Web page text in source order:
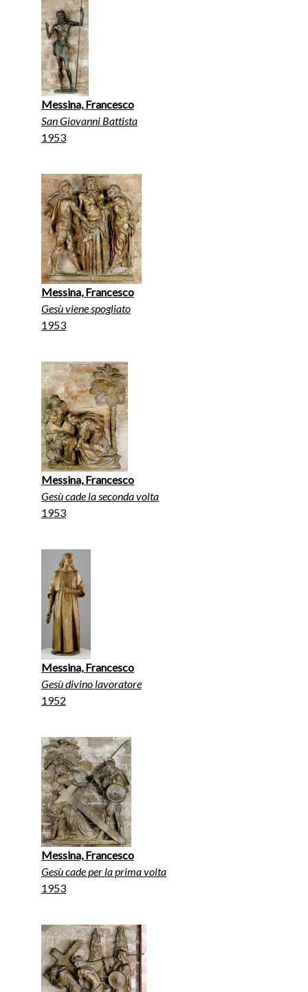
Messina, Francesco
San Giovanni Battista
1953
Messina, Francesco
Gesù viene spogliato
1953
Messina, Francesco
Gesù cade la seconda volta
1953
Messina, Francesco
Gesù divino lavoratore
1952
Messina, Francesco
Gesù cade per la prima volta
1953